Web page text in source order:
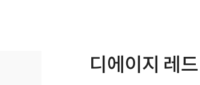
디에이지 레